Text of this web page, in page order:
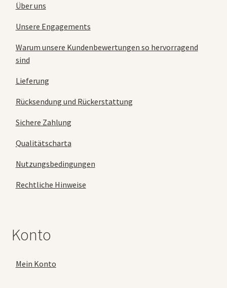
Über uns
Unsere Engagements
Warum unsere Kundenbewertungen so hervorragend
sind
Lieferung
Rücksendung und Rückerstattung
Sichere Zahlung
Qualitätscharta
Nutzungsbedingungen
Rechtliche Hinweise
Konto
Mein Konto